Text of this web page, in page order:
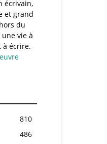
écrivain,
et grand
du
vie à
à écrire.
810
486